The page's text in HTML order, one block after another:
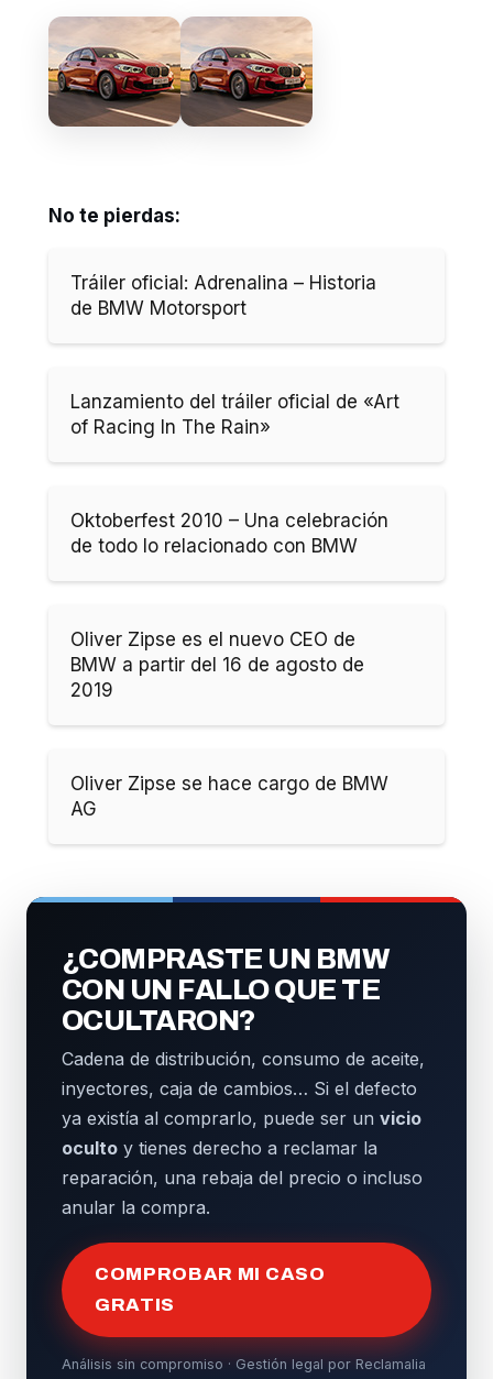
No te pierdas:
Tráiler oficial: Adrenalina – Historia
de BMW Motorsport
Lanzamiento del tráiler oficial de «Art
of Racing In The Rain»
Oktoberfest 2010 – Una celebración
de todo lo relacionado con BMW
Oliver Zipse es el nuevo CEO de
BMW a partir del 16 de agosto de
2019
Oliver Zipse se hace cargo de BMW
AG
¿COMPRASTE UN BMW
CON UN FALLO QUE TE
OCULTARON?
Cadena de distribución, consumo de aceite,
inyectores, caja de cambios… Si el defecto
ya existía al comprarlo, puede ser un vicio
oculto y tienes derecho a reclamar la
reparación, una rebaja del precio o incluso
anular la compra.
COMPROBAR MI CASO
GRATIS
Análisis sin compromiso · Gestión legal por Reclamalia